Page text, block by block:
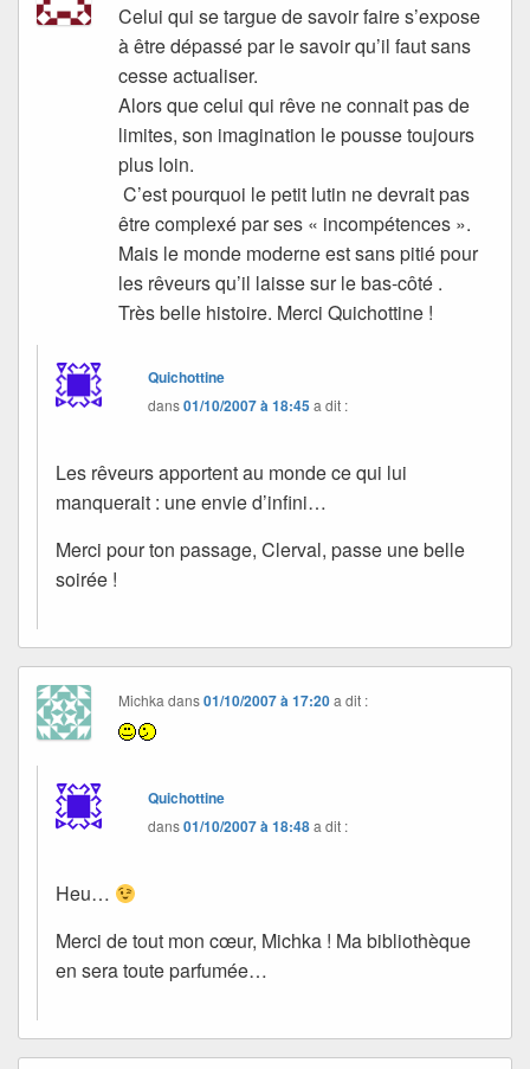
Celui qui se targue de savoir faire s’expose
à être dépassé par le savoir qu’il faut sans
cesse actualiser.
Alors que celui qui rêve ne connait pas de
limites, son imagination le pousse toujours
plus loin.
C’est pourquoi le petit lutin ne devrait pas
être complexé par ses « incompétences ».
Mais le monde moderne est sans pitié pour
les rêveurs qu’il laisse sur le bas-côté .
Très belle histoire. Merci Quichottine !
Quichottine
dans01/10/2007 à 18:45a dit :
Les rêveurs apportent au monde ce qui lui
manquerait : une envie d’infini…
Merci pour ton passage, Clerval, passe une belle
soirée !
Michka dans01/10/2007 à 17:20 a dit :
Quichottine
dans01/10/2007 à 18:48a dit :
Heu…
Merci de tout mon cœur, Michka ! Ma bibliothèque
en sera toute parfumée…